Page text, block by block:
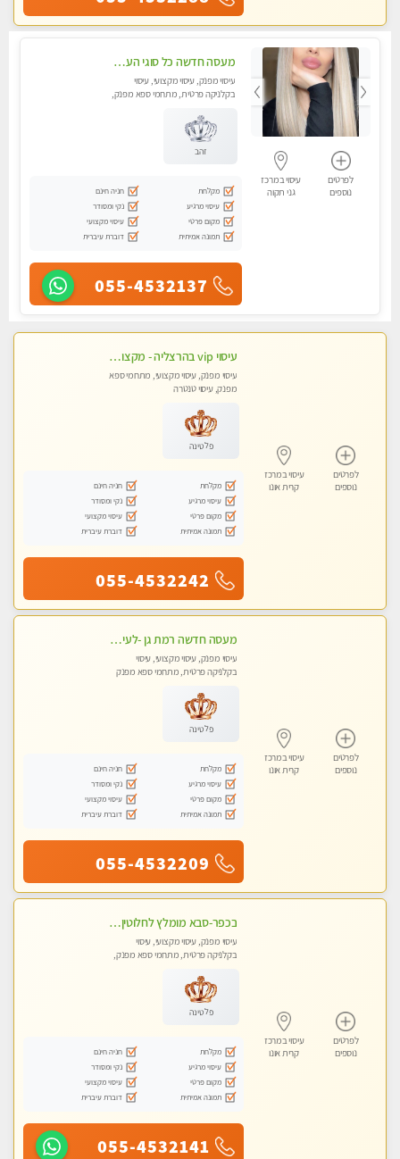
לפרטים
נוספים
עיסוי במרכז
גני תקוה
מעסה חדשה כל סוגי העיסויים מעסה מקצועית ואיכותית פרטי!!!מומלץ לחלוטין!!
עיסוי מפנק, עיסוי מקצועי, עיסוי
בקלניקה פרטית, מתחמי ספא מפנק,
זהב
מקלחת
חניה חינם
עיסוי מרגיע
נקי ומסודר
מקום פרטי
עיסוי מקצועי
תמונה אמיתית
דוברת עיברית
055-4532137
לפרטים
נוספים
עיסוי במרכז
קרית אונו
עיסוי vip בהרצליה - מקצועי ומפנק ומיוחד highly recommended..new in the city
עיסוי מפנק, עיסוי מקצועי, מתחמי ספא
מפנק, עיסוי טנטרה
פלטינה
מקלחת
חניה חינם
עיסוי מרגיע
נקי ומסודר
מקום פרטי
עיסוי מקצועי
תמונה אמיתית
דוברת עיברית
055-4532242
לפרטים
נוספים
עיסוי במרכז
קרית אונו
מעסה חדשה רמת גן -לעיסוי מיוחד ואיכותי מקום פרטי ואינטימי ושקט מומלץ לחלוטין!!
עיסוי מפנק, עיסוי מקצועי, עיסוי
בקלניקה פרטית, מתחמי ספא מפנק
פלטינה
מקלחת
חניה חינם
עיסוי מרגיע
נקי ומסודר
מקום פרטי
עיסוי מקצועי
תמונה אמיתית
דוברת עיברית
055-4532209
לפרטים
נוספים
עיסוי במרכז
קרית אונו
בכפר-סבא מומלץ לחלוטין!!!! מעסה מקצועית לעיסוי ברמה גבוהה VIP תתקשר .....
עיסוי מפנק, עיסוי מקצועי, עיסוי
בקלניקה פרטית, מתחמי ספא מפנק,
פלטינה
מקלחת
חניה חינם
עיסוי מרגיע
נקי ומסודר
מקום פרטי
עיסוי מקצועי
תמונה אמיתית
דוברת עיברית
055-4532141